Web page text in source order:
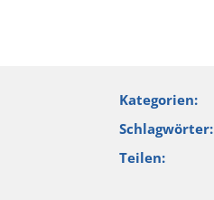
Kategorien:
Schlagwörter:
Teilen: